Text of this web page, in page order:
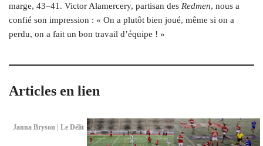
marge, 43–41. Victor Alamercery, partisan des Redmen, nous a
confié son impression : « On a plutôt bien joué, même si on a
perdu, on a fait un bon travail d’équipe ! »
Articles en lien
Janna Bryson | Le Délit